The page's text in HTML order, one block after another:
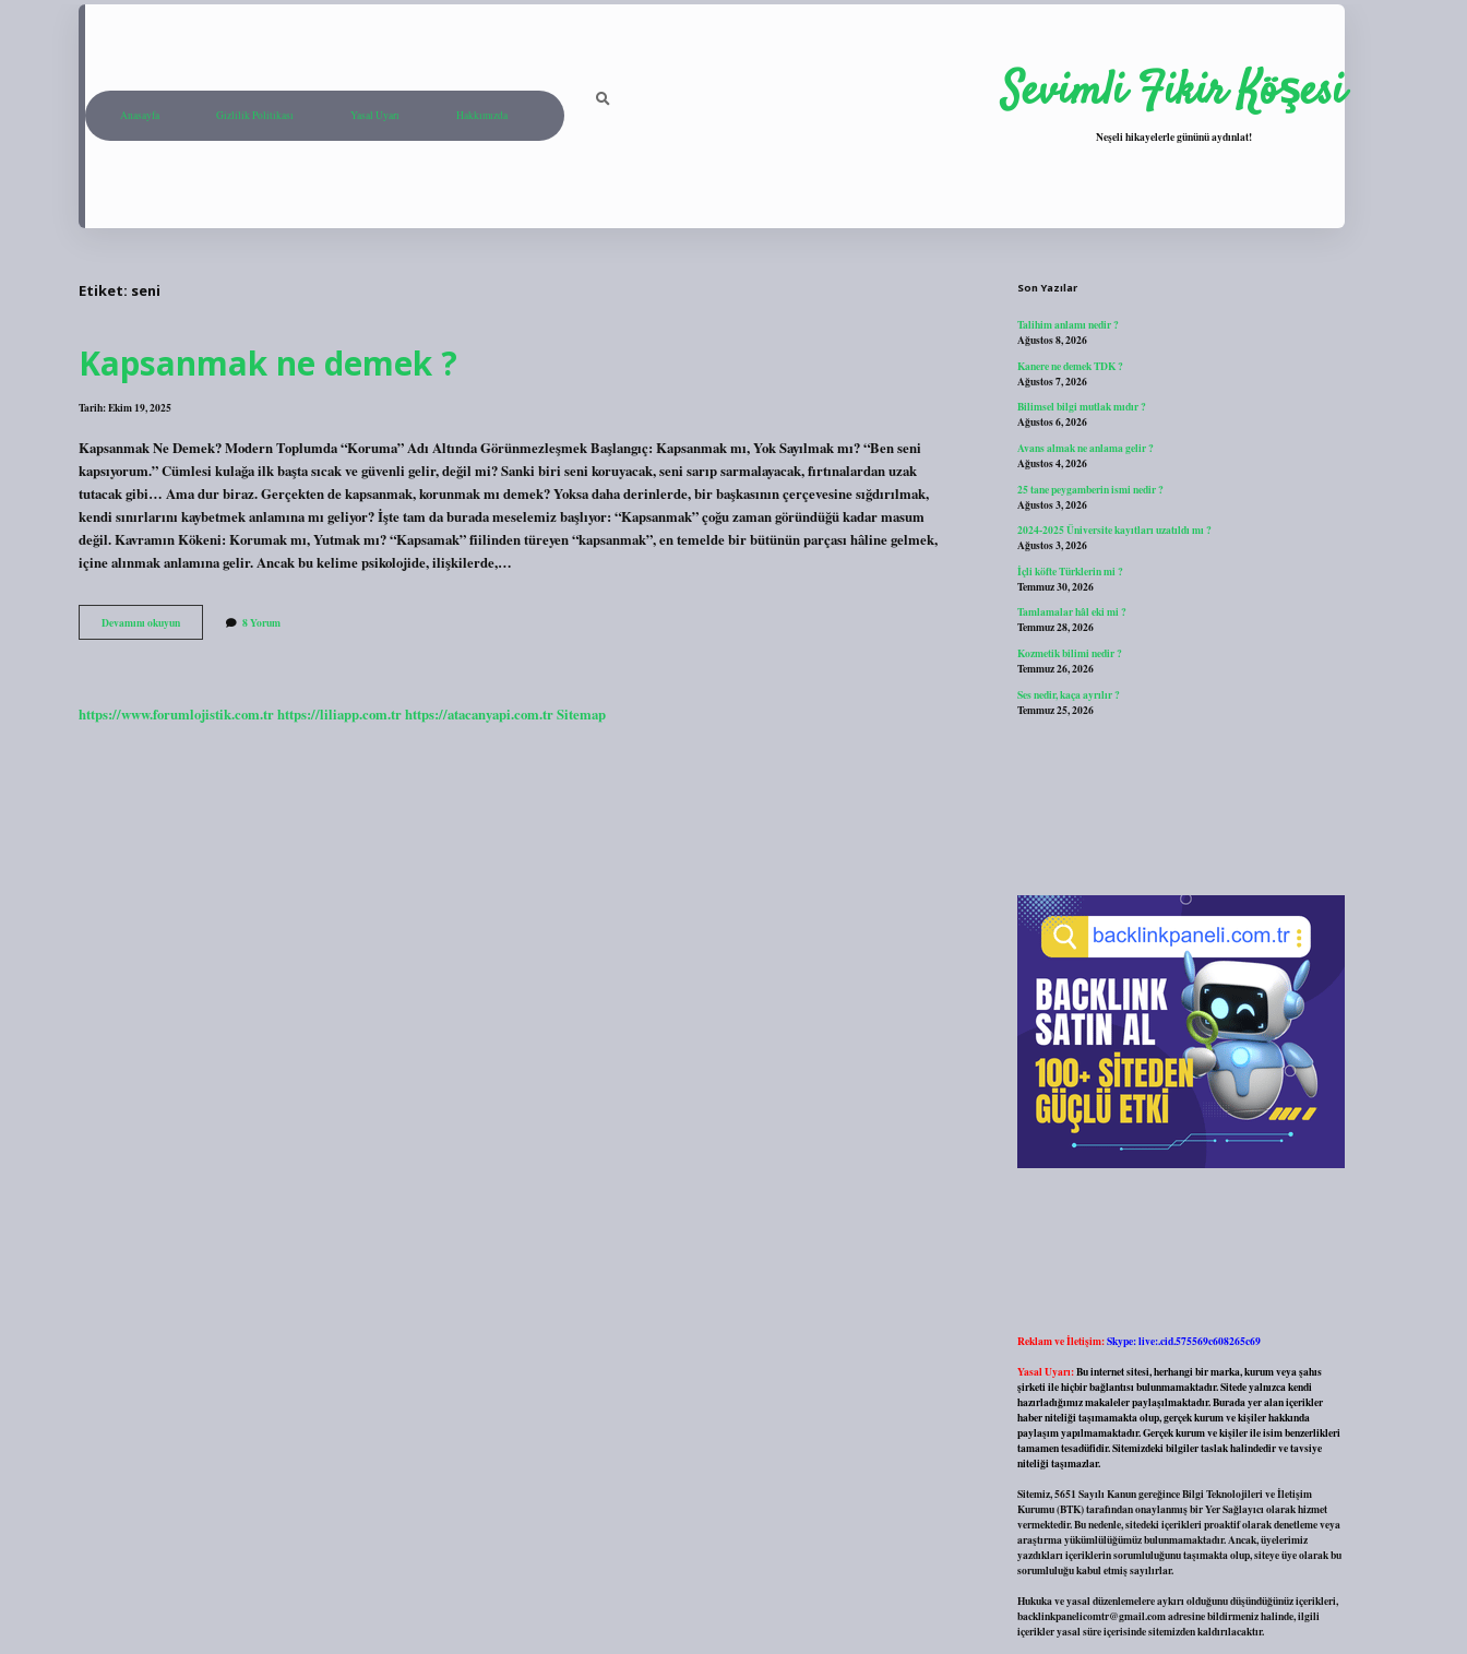
Anasayfa Gizlilik Politikası Yasal Uyarı Hakkımızda Sevimli Fikir Köşesi
Neşeli hikayelerle gününü aydınlat!
Etiket: seni
Kapsanmak ne demek ?
Tarih: Ekim 19, 2025
Kapsanmak Ne Demek? Modern Toplumda “Koruma” Adı Altında Görünmezleşmek Başlangıç: Kapsanmak mı, Yok Sayılmak mı? “Ben seni
kapsıyorum.” Cümlesi kulağa ilk başta sıcak ve güvenli gelir, değil mi? Sanki biri seni koruyacak, seni sarıp sarmalayacak, fırtınalardan uzak
tutacak gibi… Ama dur biraz. Gerçekten de kapsanmak, korunmak mı demek? Yoksa daha derinlerde, bir başkasının çerçevesine sığdırılmak,
kendi sınırlarını kaybetmek anlamına mı geliyor? İşte tam da burada meselemiz başlıyor: “Kapsanmak” çoğu zaman göründüğü kadar masum
değil. Kavramın Kökeni: Korumak mı, Yutmak mı? “Kapsamak” fiilinden türeyen “kapsanmak”, en temelde bir bütünün parçası hâline gelmek,
içine alınmak anlamına gelir. Ancak bu kelime psikolojide, ilişkilerde,…
Devamını okuyunKapsanmak
ne
8 Yorum
https://www.forumlojistik.com.trhttps://liliapp.com.trhttps://atacanyapi.com.trSitemap
Son Yazılar
Talihim anlamı nedir ?
Ağustos 8, 2026
Kanere ne demek TDK ?
Ağustos 7, 2026
Bilimsel bilgi mutlak mıdır ?
Ağustos 6, 2026
Avans almak ne anlama gelir ?
Ağustos 4, 2026
25 tane peygamberin ismi nedir ?
Ağustos 3, 2026
2024-2025 Üniversite kayıtları uzatıldı mı ?
Ağustos 3, 2026
İçli köfte Türklerin mi ?
Temmuz 30, 2026
Tamlamalar hâl eki mi ?
Temmuz 28, 2026
Kozmetik bilimi nedir ?
Temmuz 26, 2026
Ses nedir, kaça ayrılır ?
Temmuz 25, 2026
Reklam ve İletişim:Skype: live:.cid.575569c608265c69
Yasal Uyarı:Bu internet sitesi, herhangi bir marka, kurum veya şahıs
şirketi ile hiçbir bağlantısı bulunmamaktadır. Sitede yalnızca kendi
hazırladığımız makaleler paylaşılmaktadır. Burada yer alan içerikler
haber niteliği taşımamakta olup, gerçek kurum ve kişiler hakkında
paylaşım yapılmamaktadır. Gerçek kurum ve kişiler ile isim benzerlikleri
tamamen tesadüfidir. Sitemizdeki bilgiler taslak halindedir ve tavsiye
niteliği taşımazlar.
Sitemiz, 5651 Sayılı Kanun gereğince Bilgi Teknolojileri ve İletişim
Kurumu (BTK) tarafından onaylanmış bir Yer Sağlayıcı olarak hizmet
vermektedir. Bu nedenle, sitedeki içerikleri proaktif olarak denetleme veya
araştırma yükümlülüğümüz bulunmamaktadır. Ancak, üyelerimiz
yazdıkları içeriklerin sorumluluğunu taşımakta olup, siteye üye olarak bu
sorumluluğu kabul etmiş sayılırlar.
Hukuka ve yasal düzenlemelere aykırı olduğunu düşündüğünüz içerikleri,
backlinkpanelicomtr@gmail.comadresine bildirmeniz halinde, ilgili
içerikler yasal süre içerisinde sitemizden kaldırılacaktır.